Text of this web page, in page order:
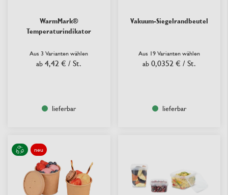
WarmMark®
Temperaturindikator
Aus 3 Varianten wählen
ab 4,42 € / St.
lieferbar
Vakuum-Siegelrandbeutel
Aus 19 Varianten wählen
ab 0,0352 € / St.
lieferbar
neu